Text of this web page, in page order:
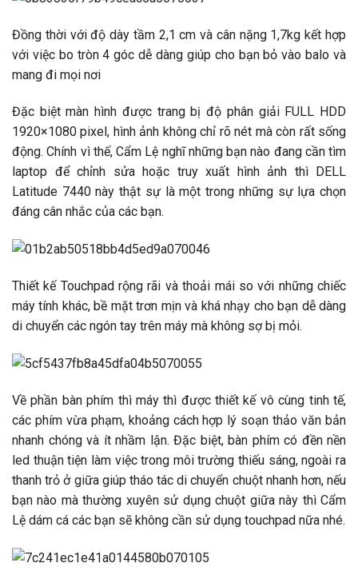
Đồng thời với độ dày tầm 2,1 cm và cân nặng 1,7kg kết hợp
với việc bo tròn 4 góc dễ dàng giúp cho bạn bỏ vào balo và
mang đi mọi nơi
Đặc biệt màn hình được trang bị độ phân giải FULL HDD
1920×1080 pixel, hình ảnh không chỉ rõ nét mà còn rất sống
động. Chính vì thế, Cẩm Lệ nghĩ những bạn nào đang cần tìm
laptop để chỉnh sửa hoặc truy xuất hình ảnh thì DELL
Latitude 7440 này thật sự là một trong những sự lựa chọn
đáng cân nhắc của các bạn.
Thiết kế Touchpad rộng rãi và thoải mái so với những chiếc
máy tính khác, bề mặt trơn mịn và khá nhạy cho bạn dễ dàng
di chuyển các ngón tay trên máy mà không sợ bị mỏi.
Về phần bàn phím thì máy thì được thiết kế vô cùng tinh tế,
các phím vừa phạm, khoảng cách hợp lý soạn thảo văn bản
nhanh chóng và ít nhầm lận. Đặc biệt, bàn phím có đền nền
led thuận tiện làm việc trong môi trường thiếu sáng, ngoài ra
thanh trỏ ở giữa giúp tháo tác di chuyển chuột nhanh hơn, nếu
bạn nào mà thường xuyên sử dụng chuột giữa này thì Cẩm
Lệ dám cá các bạn sẽ không cần sử dụng touchpad nữa nhé.